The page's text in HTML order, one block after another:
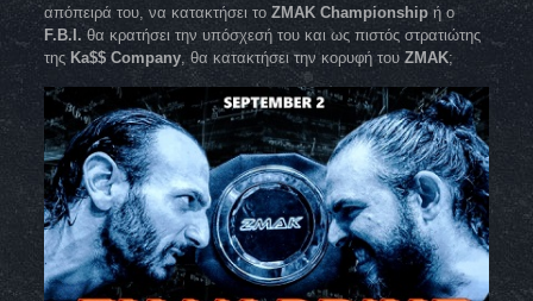
απόπειρά του, να κατακτήσει το ZMAK Championshipή ο
F.B.I. θα κρατήσει την υπόσχεσή του και ως πιστός στρατιώτης
της Ka$$ Company, θα κατακτήσει την κορυφή του ΖΜΑΚ;